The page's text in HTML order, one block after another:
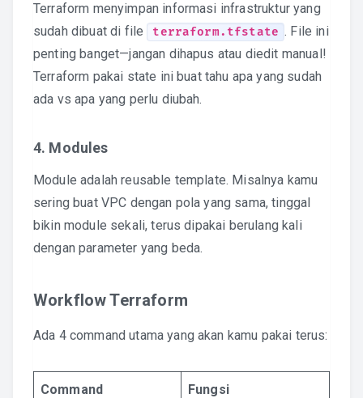
Terraform menyimpan informasi infrastruktur yang
sudah dibuat di file
terraform.tfstate . File ini
penting banget—jangan dihapus atau diedit manual!
Terraform pakai state ini buat tahu apa yang sudah
ada vs apa yang perlu diubah.
4. Modules
Module adalah reusable template. Misalnya kamu
sering buat VPC dengan pola yang sama, tinggal
bikin module sekali, terus dipakai berulang kali
dengan parameter yang beda.
Workflow Terraform
Ada 4 command utama yang akan kamu pakai terus:
Command Fungsi